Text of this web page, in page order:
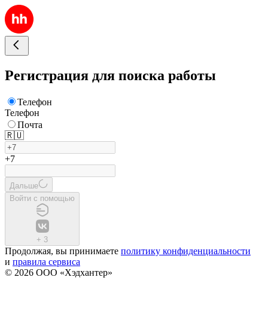
Регистрация для поиска работы
Телефон
Телефон
Почта
🇷🇺
+7
Дальше
Войти с помощью
+ 3
Продолжая, вы принимаете политику конфиденциальности
и правила сервиса
© 2026 ООО «Хэдхантер»